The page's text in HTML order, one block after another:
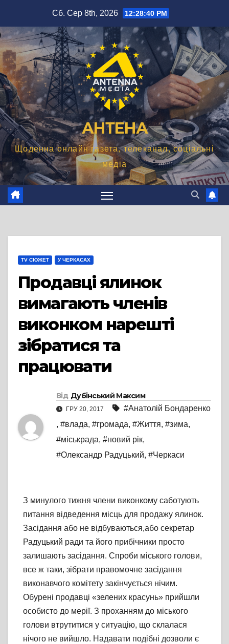
вмісту
Сб. Сер 8th, 2026 12:28:41 PM
АНТЕНА
Щоденна онлайн газета, телеканал, соціальні
медіа
TV СЮЖЕТ У ЧЕРКАСАХ
Продавці ялинок
вимагають членів
виконком нарешті
зібратися та
працювати
Від Дубінський Максим
ГРУ 20, 2017
#Анатолій Бондаренко
, #влада, #громада, #Життя, #зима,
#міськрада, #новий рік,
#Олександр Радуцький, #Черкаси
З минулого тижня члени виконкому саботують
питання відведення місць для продажу ялинок.
Засідання або не відбуваються,або секретар
Радуцький ради та його прибічники просто
залишають засідання. Спроби міського голови,
все ж таки, зібрати правомочне засідання
виконавчого комітету закінчується нічим.
Обурені продавці «зелених красунь» прийшли
особисто до мерії. З проханням до міського
голови втрутитися у ситуацію, що склалася
нічого не вийшло. Надавати подібні дозволи є